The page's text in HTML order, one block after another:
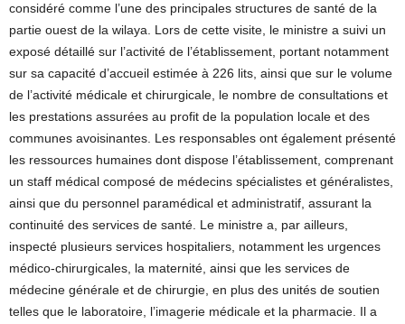
considéré comme l’une des principales structures de santé de la
partie ouest de la wilaya. Lors de cette visite, le ministre a suivi un
exposé détaillé sur l’activité de l’établissement, portant notamment
sur sa capacité d’accueil estimée à 226 lits, ainsi que sur le volume
de l’activité médicale et chirurgicale, le nombre de consultations et
les prestations assurées au profit de la population locale et des
communes avoisinantes. Les responsables ont également présenté
les ressources humaines dont dispose l’établissement, comprenant
un staff médical composé de médecins spécialistes et généralistes,
ainsi que du personnel paramédical et administratif, assurant la
continuité des services de santé. Le ministre a, par ailleurs,
inspecté plusieurs services hospitaliers, notamment les urgences
médico-chirurgicales, la maternité, ainsi que les services de
médecine générale et de chirurgie, en plus des unités de soutien
telles que le laboratoire, l’imagerie médicale et la pharmacie. Il a